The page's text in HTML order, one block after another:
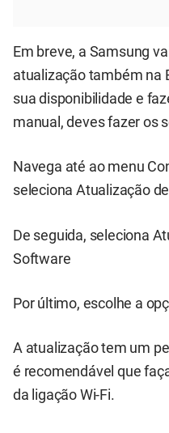
Em breve, a Samsung
atualização também na
sua disponibilidade e
manual, deves fazer os
Navega até ao menu
seleciona Atualização
De seguida, seleciona
Software
Por último, escolhe a
A atualização tem um
é recomendável que
da ligação Wi-Fi.